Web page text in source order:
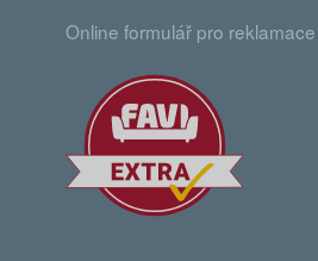
Online formulář pro